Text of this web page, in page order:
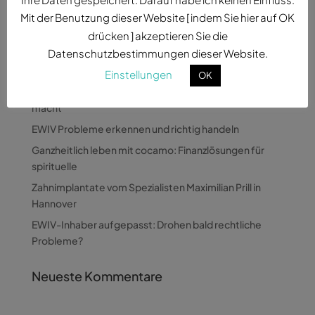
Neueste Beiträge
macht
EWIV Probleme erkennen und richtig handeln
Ganzheitlich leben mit cocamo: Finanzlösungen für
spirituelle
Zahnimplantate vom Spezialisten Maximilian Prill in
Hannover
EWIV-Inhaber aufgepasst: Drohen bald rechtliche
Probleme?
Neueste Kommentare
Mit der Benutzung dieser Website [ indem Sie hier auf OK
drücken ] akzeptieren Sie die
Datenschutzbestimmungen dieser Website.
Einstellungen
OK